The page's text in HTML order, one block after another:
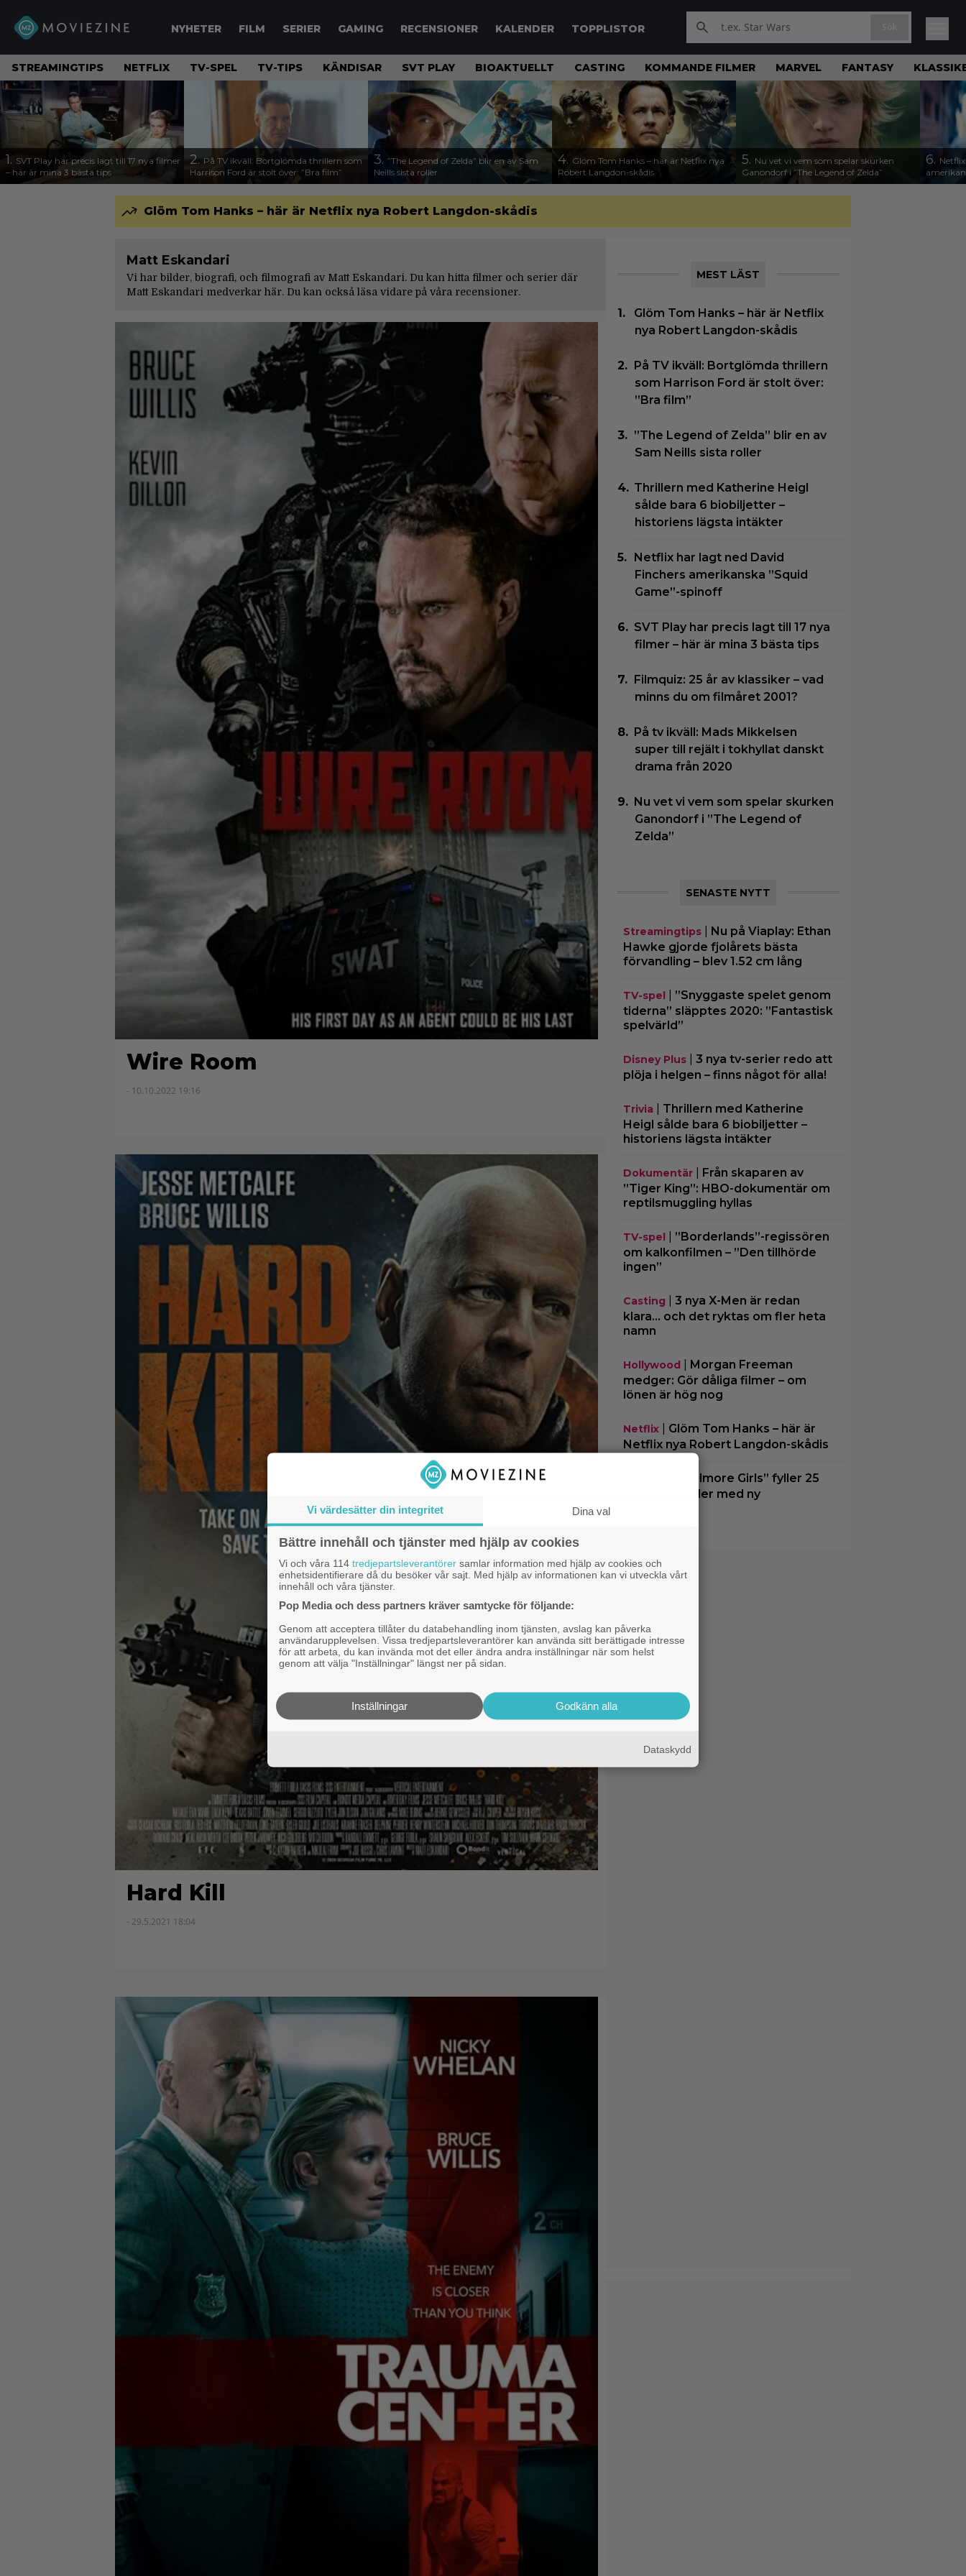
NYHETER FILM SERIER GAMING RECENSIONER KALENDER TOPPLISTOR
STREAMINGTIPS NETFLIX TV-SPEL TV-TIPS KÄNDISAR SVT PLAY BIOAKTUELLT CASTING KOMMANDE FILMER MARVEL FANTASY
1. SVT Play har precis lagt till 17 nya filmer
– här är mina 3 bästa tips
2. På TV ikväll: Bortglömda thrillern som
Harrison Ford är stolt över: ”Bra film”
3. ”The Legend of Zelda” blir en av Sam
Neills sista roller
4. Glöm Tom Hanks – här är Netflix nya
Robert Langdon-skådis
5. Nu vet vi vem som spelar skurken
Ganondorf i ”The Legend of Zelda”
6.
Glöm Tom Hanks – här är Netflix nya Robert Langdon-skådis
Matt Eskandari
Vi har bilder, biografi, och filmografi av Matt Eskandari. Du kan hitta filmer och serier där
Matt Eskandari medverkar här. Du kan också läsa vidare på våra recensioner.
Wire Room
- 10.10.2022 19:16
Hard Kill
- 29.5.2021 18:04
MEST LÄST
Glöm Tom Hanks – här är Netflix
nya Robert Langdon-skådis
På TV ikväll: Bortglömda thrillern
som Harrison Ford är stolt över:
”Bra film”
”The Legend of Zelda” blir en av
Sam Neills sista roller
Thrillern med Katherine Heigl
sålde bara 6 biobiljetter –
historiens lägsta intäkter
Netflix har lagt ned David
Finchers amerikanska ”Squid
Game”-spinoff
SVT Play har precis lagt till 17 nya
filmer – här är mina 3 bästa tips
Filmquiz: 25 år av klassiker – vad
minns du om filmåret 2001?
På tv ikväll: Mads Mikkelsen
super till rejält i tokhyllat danskt
drama från 2020
Nu vet vi vem som spelar skurken
Ganondorf i ”The Legend of
Zelda”
SENASTE NYTT
Streamingtips| Nu på Viaplay: Ethan
Hawke gjorde fjolårets bästa
förvandling – blev 1.52 cm lång
TV-spel
”Snyggaste spelet genom
tiderna” släpptes 2020: ”Fantastisk
spelvärld”
Disney Plus| 3 nya tv-serier redo att
plöja i helgen – finns något för alla!
Trivia
Thrillern med Katherine
Heigl sålde bara 6 biobiljetter –
historiens lägsta intäkter
Dokumentär| Från skaparen av
”Tiger King”: HBO-dokumentär om
reptilsmuggling hyllas
TV-spel
”Borderlands”-regissören
om kalkonfilmen – ”Den tillhörde
ingen”
Casting
3 nya X-Men är redan
klara… och det ryktas om fler heta
namn
Hollywood
Morgan Freeman
medger: Gör dåliga filmer – om
lönen är hög nog
Netflix| Glöm Tom Hanks – här är
Netflix nya Robert Langdon-skådis
”Gilmore Girls” fyller 25
år – återvänder med ny
Vi värdesätter din integritet Dina val
Bättre innehåll och tjänster med hjälp av cookies
Vi och våra 114 tredjepartsleverantörer samlar information med hjälp av cookies och
enhetsidentifierare då du besöker vår sajt. Med hjälp av informationen kan vi utveckla vårt
innehåll och våra tjänster.
Pop Media och dess partners kräver samtycke för följande:
Genom att acceptera tillåter du databehandling inom tjänsten, avslag kan påverka
användarupplevelsen. Vissa tredjepartsleverantörer kan använda sitt berättigade intresse
för att arbeta, du kan invända mot det eller ändra andra inställningar när som helst
genom att välja "Inställningar" längst ner på sidan.
Godkänn alla
Inställningar
Dataskydd